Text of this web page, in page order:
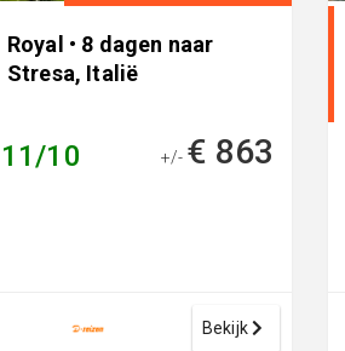
Royal • 8 dagen naar
Stresa, Italië
11/10 +/- € 863
Bekijk